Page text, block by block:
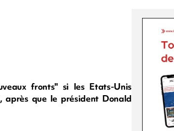
fronts" si les Etats-Unis
après que le président Donald